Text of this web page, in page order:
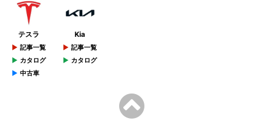
テスラ
記事一覧
カタログ
中古車
Kia
記事一覧
カタログ